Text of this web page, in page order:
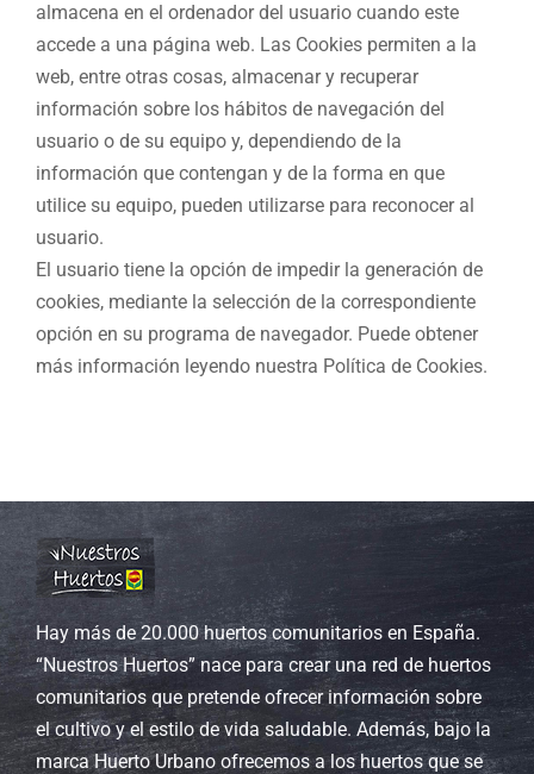
almacena en el ordenador del usuario cuando este
accede a una página web. Las Cookies permiten a la
web, entre otras cosas, almacenar y recuperar
información sobre los hábitos de navegación del
usuario o de su equipo y, dependiendo de la
información que contengan y de la forma en que
utilice su equipo, pueden utilizarse para reconocer al
usuario.
El usuario tiene la opción de impedir la generación de
cookies, mediante la selección de la correspondiente
opción en su programa de navegador. Puede obtener
más información leyendo nuestra Política de Cookies.
Hay más de 20.000 huertos comunitarios en España.
“Nuestros Huertos” nace para crear una red de huertos
comunitarios que pretende ofrecer información sobre
el cultivo y el estilo de vida saludable. Además, bajo la
marca Huerto Urbano ofrecemos a los huertos que se